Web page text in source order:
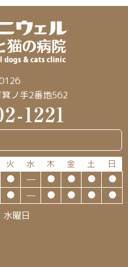
ノ手2番地562
火 水 木 金 土 日
● — ● ● ●
●
● — ● ● ●
●
水曜日